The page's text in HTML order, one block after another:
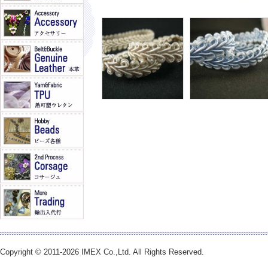
Copyright © 2011-2026 IMEX Co.,Ltd. All Rights Reserved.